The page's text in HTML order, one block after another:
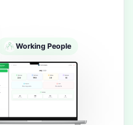
Working People